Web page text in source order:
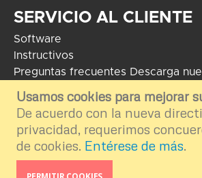
Usamos cookies para mejorar
De acuerdo con la nueva
privacidad, requerimos
de cookies. Entérese de más.
PERMITIR COOKIES
SERVICIO AL CLIENTE
Software
Instructivos
Preguntas frecuentes Descarga
Android
COPYRIGHT 2024 - Soluciones Globales en
marcas mostradas tiene como fin informar e
plataforma por ende nos deslindamos del uso